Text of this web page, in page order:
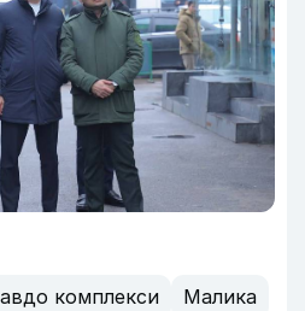
комплекси
Малика